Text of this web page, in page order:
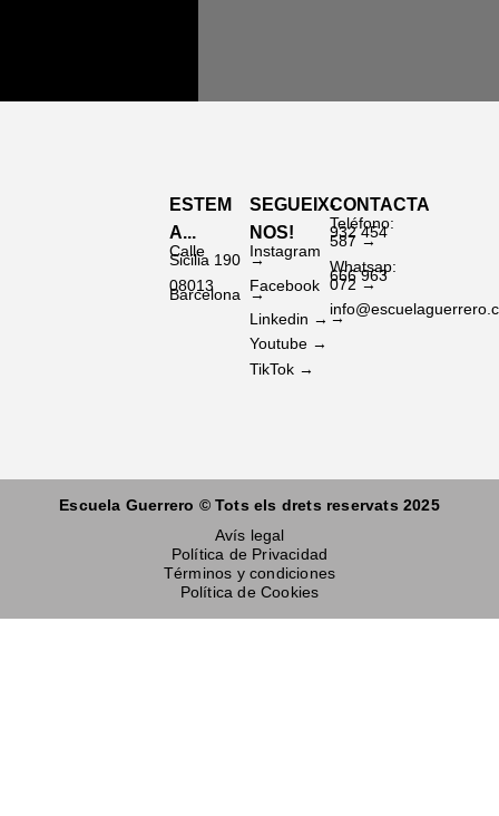
ESTEM
A...
Calle
Sicilia 190
08013
Barcelona
SEGUEIX-
NOS!
Instagram
→
Facebook
→
Linkedin →
Youtube →
TikTok →
CONTACTA
Teléfono:
932 454
587 →
Whatsap:
666 963
072 →
→
Escuela Guerrero © Tots els drets reservats 2025
Avís legal
Política de Privacidad
Términos y condiciones
Política de Cookies